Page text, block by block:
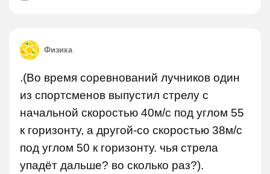
Физика
.(Во время соревнований лучников один
из спортсменов выпустил стрелу с
начальной скоростью 40м/с под углом 55
к горизонту, а другой-со скоростью 38м/с
под углом 50 к горизонту. чья стрела
упадёт дальше? во сколько раз?).